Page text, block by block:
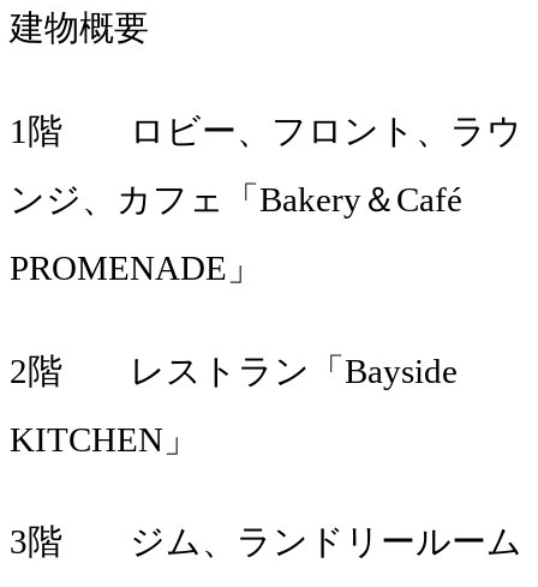
建物概要
1階 ロビー、フロント、ラウ
ンジ、カフェ「Bakery＆Café
PROMENADE」
2階 レストラン「Bayside
KITCHEN」
3階 ジム、ランドリールーム